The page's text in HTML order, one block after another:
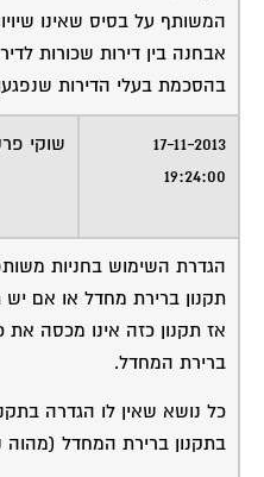
המשותף על בסיס שאינו
אבחנה בין דירות שכורות
בהסכמת בעלי הדירות
17-11-2013
19:24:00
שוקי
הגדרת השימוש בחניות
תקנון ברירת מחדל או אם יש
אז תקנון כזה אינו מכסה את
ברירת המחדל.
כל נושא שאין לו הגדרה
בתקנון ברירת המחדל